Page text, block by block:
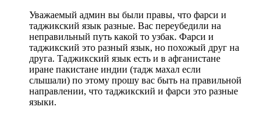
Уважаемый админ вы были правы, что фарси и
таджикский язык разные. Вас переубедили на
неправильный путь какой то узбак. Фарси и
таджикский это разный язык, но похожый друг на
друга. Таджикский язык есть и в афганистане
иране пакистане индии (тадж махал если
слышали) по этому прошу вас быть на правильной
направлении, что таджикский и фарси это разные
языки.